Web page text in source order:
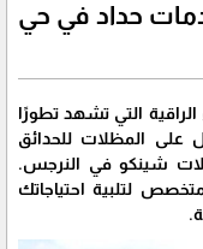
حداد في حي
التي تشهد تطورًا
على المظلات للحدائق
شينكو في النرجس.
لتلبية احتياجاتك